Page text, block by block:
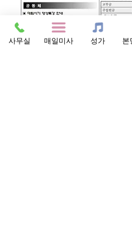
사무실 매일미사 성가 본